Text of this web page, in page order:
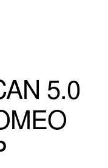
5.0